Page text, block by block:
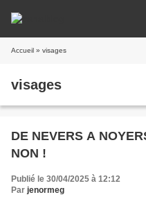
Accueil » visages
visages
DE NEVERS A
NON !
Publié le 30/04/2025 à 12:12
Par jenormeg